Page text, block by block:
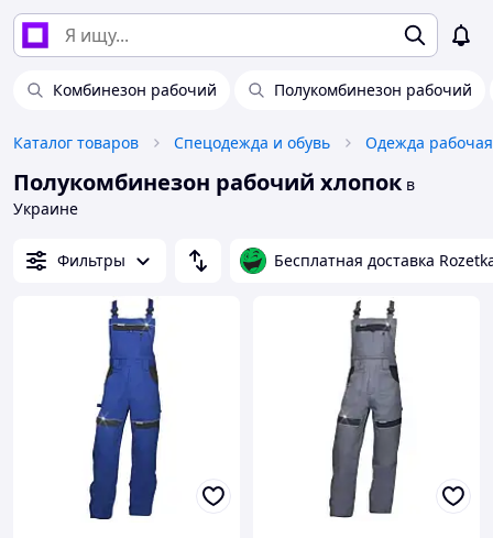
Комбинезон рабочий Полукомбинезон рабочий
Каталог товаров Спецодежда и обувь Одежда рабочая
Полукомбинезон рабочий хлопок в
Украине
Фильтры Бесплатная доставка